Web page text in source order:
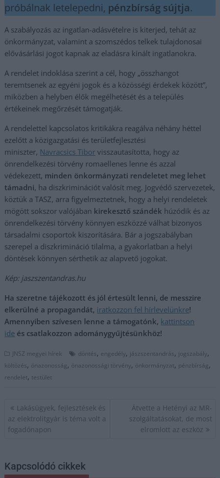
próbálnak letelepedni, pénzbírság sújtja.
A szabályozás az ingatlan-adásvételre is kiterjed, tehát az
önkormányzat, valamint a szomszédos telkek tulajdonosai
elővásárlási jogot kapnak az eladásra kínált ingatlanokra.
A rendelet indoklása szerint a cél, hogy „összhangot
teremtsenek az egyéni jogok és a közösségi érdekek között”,
miközben a helyben élők megélhetését és a település
értékeinek megőrzését támogatják.
A rendelettel kapcsolatos kritikákra reagálva néhány héttel
ezelőtt a közigazgatási és területfejlesztési
miniszter, Navracsics Tibor visszautasította, hogy az
önrendelkezési törvény romaellenes lenne és azzal
védekezett, minden önkormányzati rendeletet meg lehet
támadni, ha diszkriminációt valósít meg. Jogvédő szervezetek,
köztük a TASZ, arra figyelmeztetnek, hogy a helyi rendeletek
mögött sokszor valójában kirekesztő szándék húzódik és az
önrendelkezési törvény könnyen eszközzé válhat bizonyos
társadalmi csoportok kiszorítására. Bár a jogszabályban
szerepel a diszkrimináció tilalma, a gyakorlatban a helyi
döntések könnyen sérthetik az alapvető jogokat.
Kép: jaszszentandras.hu
Ha szeretne tájékozott és jól értesült lenni, de messzire
elkerülné a propagandát, iratkozzon fel hírlevelünkre!
Amennyiben szívesen lenne a támogatónk, kattintson
ide és csatlakozzon adománygyűjtésünkhöz!
JNSZ megyei hírek döntés, engedély, jászszentandrás, jogszabály,
költözés, önazonosság, önazonossági törvény, önkormányzat, pénzbírság,
rendelet, testület
Bejegyzés
navigáció
Lakásügyek, fejlesztések és
az elektrolitgyár is téma volt a
fogadónapon
Átvette a Hetényi az MR-
szolgáltatásokat, de most
elromlott az eszköz
Kapcsolódó cikkek